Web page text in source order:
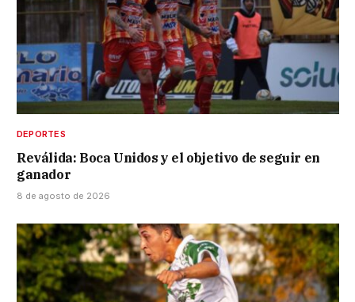
DEPORTES
Reválida: Boca Unidos y el objetivo de seguir en
ganador
8 de agosto de 2026